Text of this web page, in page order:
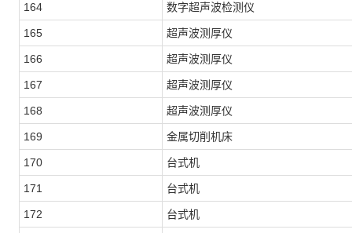
164 数字超声波检测仪
165 超声波测厚仪
166 超声波测厚仪
167 超声波测厚仪
168 超声波测厚仪
169 金属切削机床
170 台式机
171 台式机
172 台式机